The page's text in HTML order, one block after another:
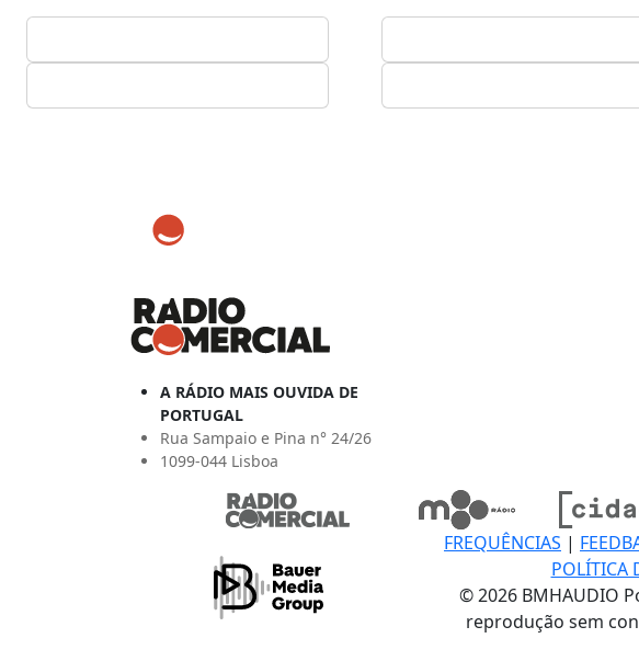
A RÁDIO MAIS OUVIDA DE
PORTUGAL
Rua Sampaio e Pina n° 24/26
1099-044 Lisboa
FREQUÊNCIAS |
POLÍTICA
© 2026 BMHAUDIO
reprodução sem